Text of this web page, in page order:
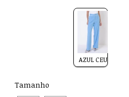
AZUL CEU
Tamanho